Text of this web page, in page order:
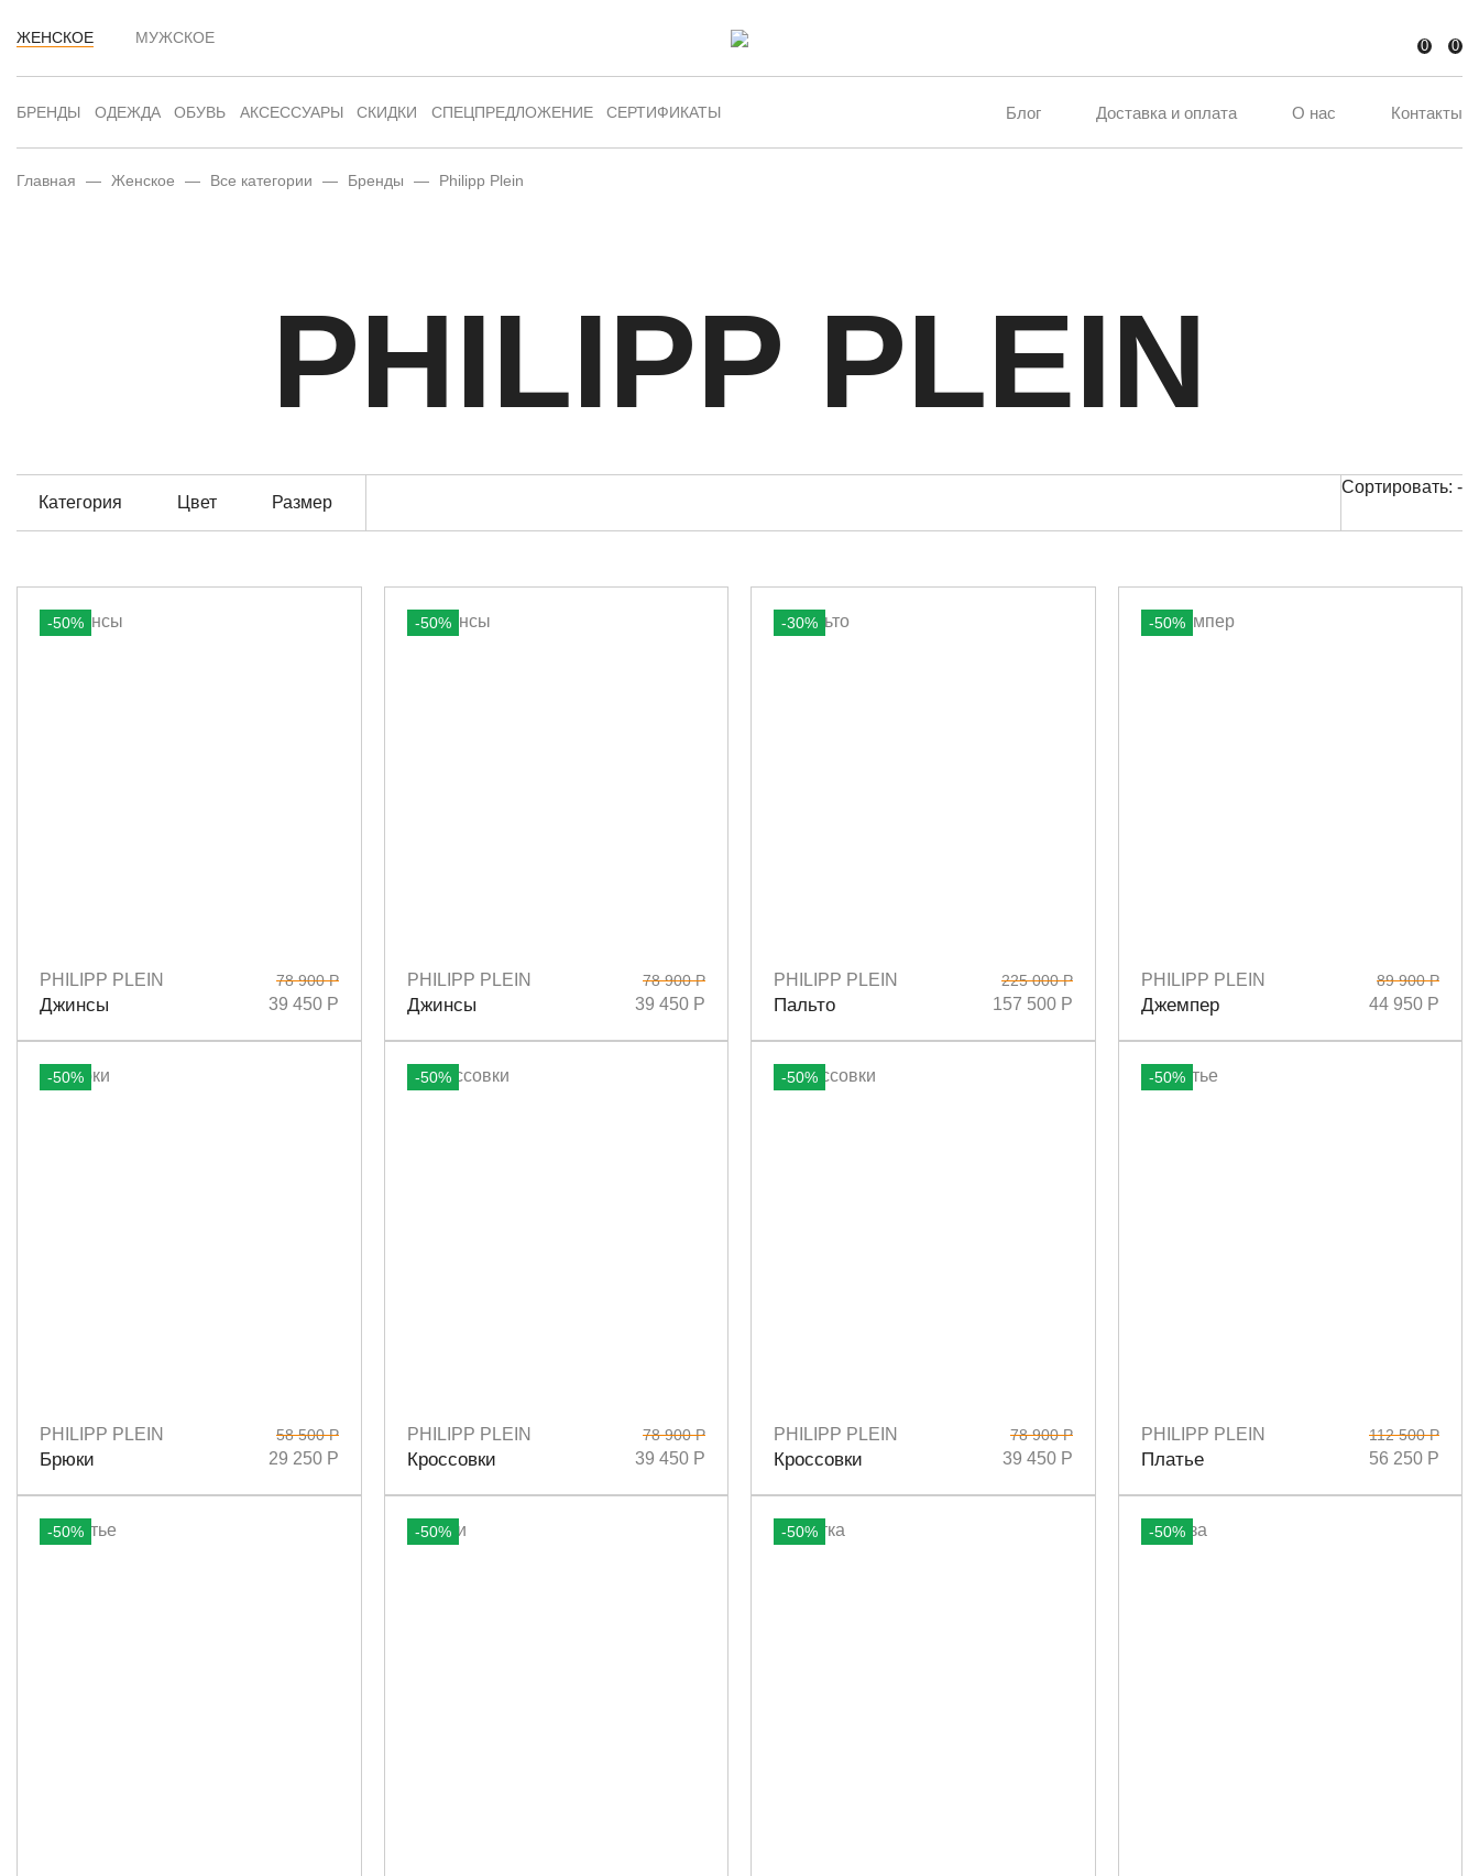
ЖЕНСКОЕ МУЖСКОЕ 0 0
БРЕНДЫ ОДЕЖДА ОБУВЬ АКСЕССУАРЫ СКИДКИ СПЕЦПРЕДЛОЖЕНИЕ СЕРТИФИКАТЫ Блог Доставка и оплата О нас Контакты
Главная — Женское — Все категории — Бренды — Philipp Plein
PHILIPP PLEIN
Категория Цвет Размер
Сортировать: -
-50%
Размеры
PHILIPP PLEIN
Джинсы
78 900 Р
39 450 Р
-50%
Размеры
PHILIPP PLEIN
Джинсы
78 900 Р
39 450 Р
-30%
Размеры
PHILIPP PLEIN
Пальто
225 000 Р
157 500 Р
-50%
Размеры
PHILIPP PLEIN
Джемпер
89 900 Р
44 950 Р
-50%
Размеры
PHILIPP PLEIN
Брюки
58 500 Р
29 250 Р
-50%
Размеры
PHILIPP PLEIN
Кроссовки
78 900 Р
39 450 Р
-50%
Размеры
PHILIPP PLEIN
Кроссовки
78 900 Р
39 450 Р
-50%
Размеры
PHILIPP PLEIN
Платье
112 500 Р
56 250 Р
-50% -50% -50% -50%